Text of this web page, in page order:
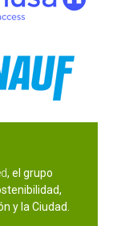
, el grupo
y la Ciudad.